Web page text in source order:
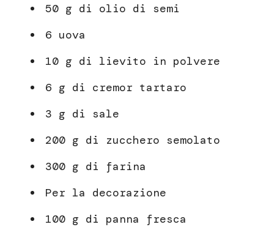
50 g di olio di semi
6 uova
10 g di lievito in polvere
6 g di cremor tartaro
3 g di sale
200 g di zucchero semolato
300 g di farina
Per la decorazione
100 g di panna fresca